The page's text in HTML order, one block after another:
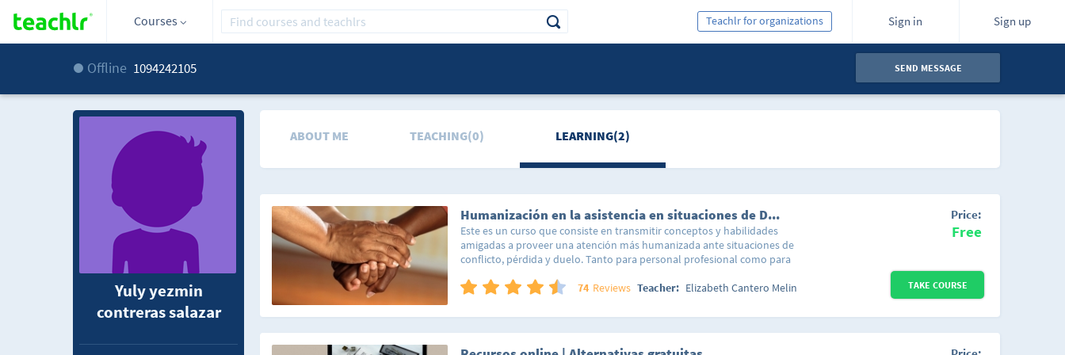
Courses Sign in Sign up
Teachlr for organizations
Offline 1094242105 SEND MESSAGE
Yuly yezmin
contreras salazar
ABOUT ME TEACHING(0) LEARNING(2)
Humanización en la asistencia en situaciones de Duelo
Este es un curso que consiste en transmitir conceptos y habilidades
amigadas a proveer una atención más humanizada ante situaciones de
conflicto, pérdida y duelo. Tanto para personal profesional como para
de cambios importantes como los enunciados. En una época que invita a la
puede durar cinco minutos dada la cantidad de personas que asisten a la
consulta y los pocos profesionales que hay contratados, además de las
excesivas jornadas a las que son sometidos los pofesionales sanitarios, en
74 Reviews Teacher: Elizabeth Cantero Melin
Price:
Free
TAKE COURSE